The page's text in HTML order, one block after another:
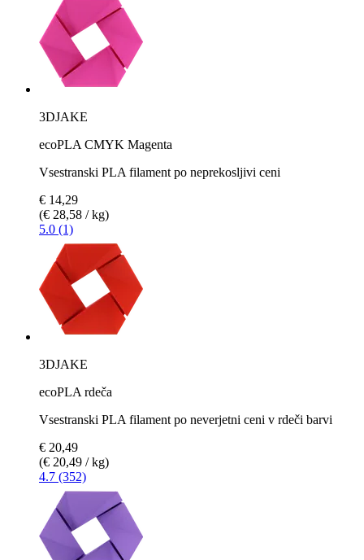
3DJAKE
ecoPLA CMYK Magenta
Vsestranski PLA filament po neprekosljivi ceni
€ 14,29
(€ 28,58 / kg)
5.0 (1)
3DJAKE
ecoPLA rdeča
Vsestranski PLA filament po neverjetni ceni v rdeči barvi
€ 20,49
(€ 20,49 / kg)
4.7 (352)